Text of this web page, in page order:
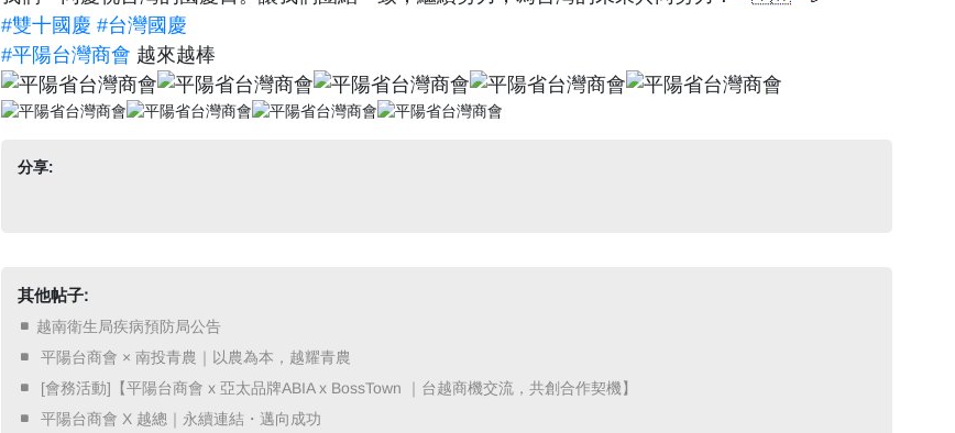
#雙十國慶 #台灣國慶
#平陽台灣商會 越來越棒
分享:
其他帖子:
越南衛生局疾病預防局公告
​ 平陽台商會 × 南投青農｜以農為本，越耀青農 ​
​ [會務活動]【平陽台商會 x 亞太品牌ABIA x BossTown ｜台越商機交流，共創合作契機】 ​
​ 平陽台商會 X 越總｜永續連結・邁向成功 ​